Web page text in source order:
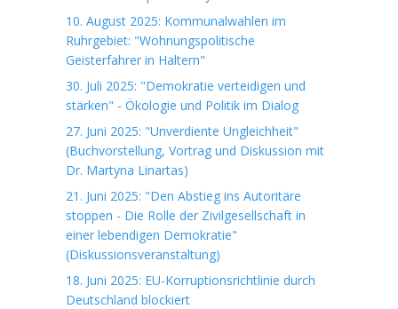
10. August 2025: Kommunalwahlen im
Ruhrgebiet: "Wohnungspolitische
Geisterfahrer in Haltern"
30. Juli 2025: "Demokratie verteidigen und
stärken" - Ökologie und Politik im Dialog
27. Juni 2025: "Unverdiente Ungleichheit"
(Buchvorstellung, Vortrag und Diskussion mit
Dr. Martyna Linartas)
21. Juni 2025: "Den Abstieg ins Autoritäre
stoppen - Die Rolle der Zivilgesellschaft in
einer lebendigen Demokratie"
(Diskussionsveranstaltung)
18. Juni 2025: EU-Korruptionsrichtlinie durch
Deutschland blockiert